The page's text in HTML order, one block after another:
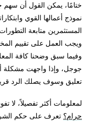
ختامًا، يمكن القول أن
نموذج أعمالها القوي
المستثمرين متابعة
ويجب العمل على تقييم
وفيما سبق وضحنا كافة
جوجل، وإذا واجهت مشكلة
تعليق وسوف يصلك الرد
لمعلومات أكثر تفصيلاً، لا
حرام؟ تعرف على حكم